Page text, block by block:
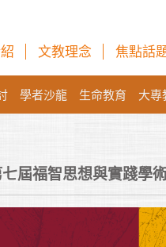
文教理念 焦點話
學者沙龍 生命教育 大專
屆福智思想與實踐學